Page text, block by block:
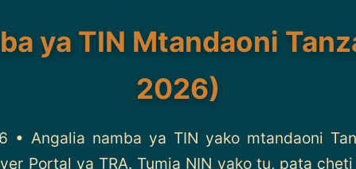
ya TIN Mtandaoni
2026)
• Angalia namba ya TIN yako mtandaoni
Portal ya TRA. Tumia NIN yako tu, pata